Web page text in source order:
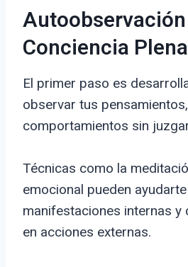
Conciencia Plena
El primer paso es
observar tus
comportamientos sin
Técnicas como la
emocional pueden
manifestaciones internas y
en acciones externas.